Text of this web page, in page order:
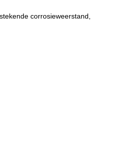
corrosieweerstand,